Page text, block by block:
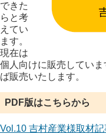
できた
らと考
えてい
ます。
現在は
個人向けに販売してい
ば販売いたします。
PDF版はこちらから
Vol.10 吉村産業様取材